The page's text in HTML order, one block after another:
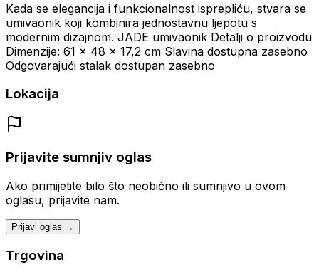
Kada se elegancija i funkcionalnost isprepliću, stvara se
umivaonik koji kombinira jednostavnu ljepotu s
modernim dizajnom. JADE umivaonik Detalji o proizvodu
Dimenzije: 61 x 48 x 17,2 cm Slavina dostupna zasebno
Odgovarajući stalak dostupan zasebno
Lokacija
Prijavite sumnjiv oglas
Ako primijetite bilo što neobično ili sumnjivo u ovom
oglasu, prijavite nam.
Prijavi oglas →
Trgovina